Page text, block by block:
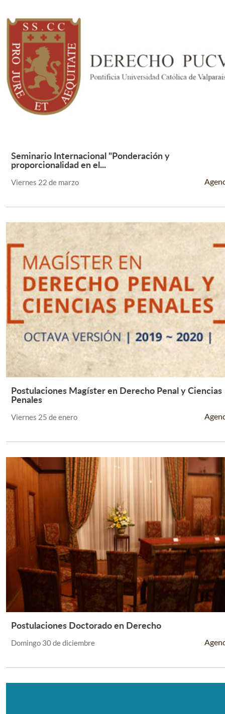
Leer Más +
Seminario Internacional "Ponderación y
proporcionalidad en el...
Viernes 22 de marzo
Leer Más +
Postulaciones Magíster en Derecho Penal y Ciencias
Penales
Viernes 25 de enero
Postulaciones Doctorado en Derecho
Domingo 30 de diciembre